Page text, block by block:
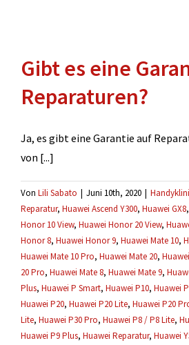
Gibt es eine
Reparaturen?
Ja, es gibt eine Garantie auf
von [...]
Von Lili Sabato | Juni 10th, 2020 |
Reparatur, Huawei Ascend Y300, Huawei GX8,
Honor 10 View, Huawei Honor 20 View,
Honor 8, Huawei Honor 9, Huawei Mate 10,
Huawei Mate 10 Pro, Huawei Mate 20,
20 Pro, Huawei Mate 8, Huawei Mate 9,
Plus, Huawei P Smart, Huawei P10, Huawei
Huawei P20, Huawei P20 Lite, Huawei P20
Lite, Huawei P30 Pro, Huawei P8 / P8 Lite,
Huawei P9 Plus, Huawei Reparatur, Huawei